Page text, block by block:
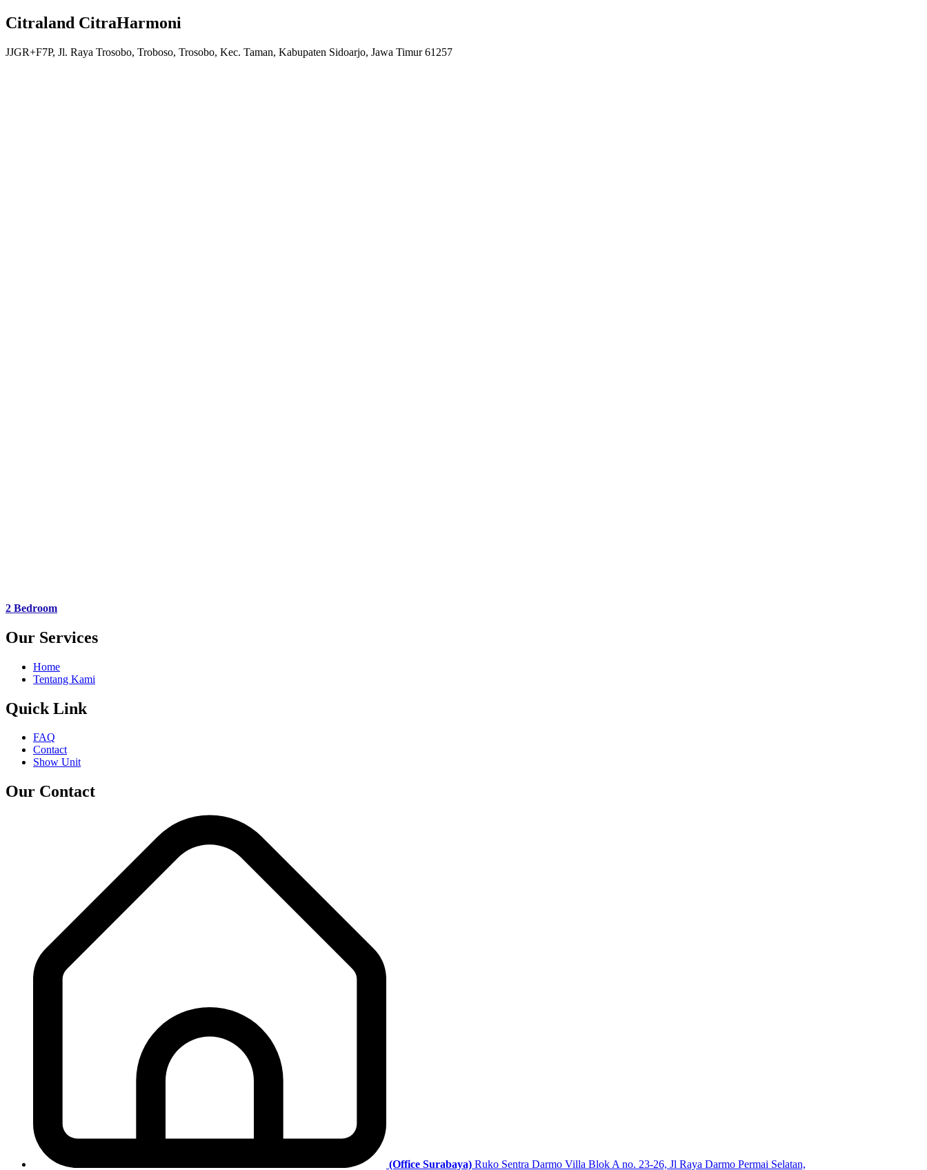
Citraland CitraHarmoni
JJGR+F7P, Jl. Raya Trosobo, Troboso, Trosobo, Kec. Taman, Kabupaten Sidoarjo, Jawa Timur 61257
2 Bedroom
Our Services
Home
Tentang Kami
Quick Link
FAQ
Contact
Show Unit
Our Contact
(Office Surabaya) Ruko Sentra Darmo Villa Blok A no. 23-26, Jl Raya Darmo Permai Selatan,